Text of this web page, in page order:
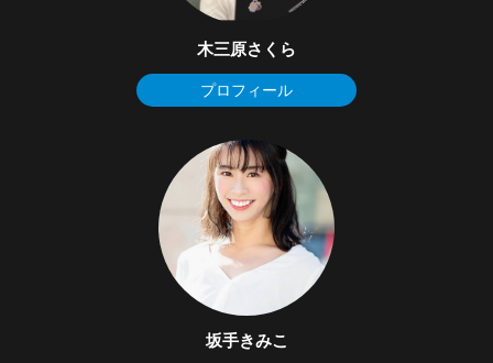
木三原さくら
プロフィール
坂手きみこ